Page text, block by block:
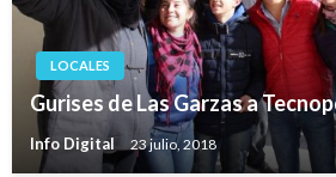
LOCALES
Gurises de Las Garzas a
Info Digital 23 julio, 2018